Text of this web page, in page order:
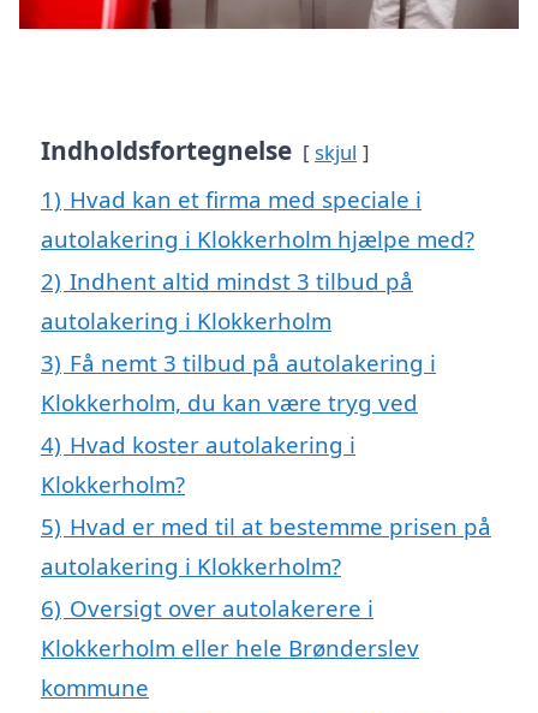
Indholdsfortegnelse skjul
1) Hvad kan et firma med speciale i
autolakering i Klokkerholm hjælpe med?
2) Indhent altid mindst 3 tilbud på
autolakering i Klokkerholm
3) Få nemt 3 tilbud på autolakering i
Klokkerholm, du kan være tryg ved
4) Hvad koster autolakering i
Klokkerholm?
5) Hvad er med til at bestemme prisen på
autolakering i Klokkerholm?
6) Oversigt over autolakerere i
Klokkerholm eller hele Brønderslev
kommune